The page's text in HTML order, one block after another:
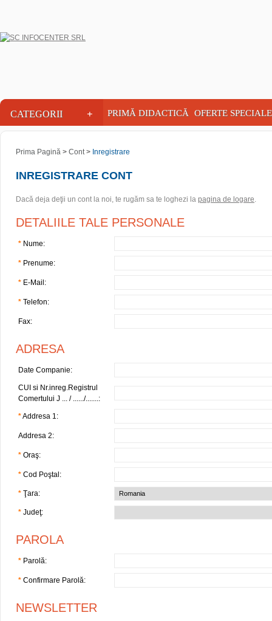
CATEGORII +
INFOCENTER
PRIMĂ DIDACTICĂ OFERTE SPECIALE
Prima Pagină > Cont> Inregistrare
INREGISTRARE CONT
Dacă deja deţii un cont la noi, te rugăm sa te loghezi la pagina de logare.
DETALIILE TALE PERSONALE
* Nume:
* Prenume:
* E-Mail:
* Telefon:
Fax:
ADRESA
Date Companie:
CUI si Nr.inreg.Registrul
Comertului J ... / ....../.......:
*Addresa 1:
Addresa 2:
* Oraş:
* Cod Poştal:
* Ţara:
* Judeţ:
PAROLA
* Parolă:
* Confirmare Parolă:
NEWSLETTER